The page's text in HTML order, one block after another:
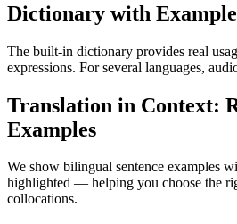
Dictionary with
The built-in dictionary provides real
expressions. For several languages,
Translation in Context:
Examples
We show bilingual sentence examples
highlighted — helping you choose the
collocations.